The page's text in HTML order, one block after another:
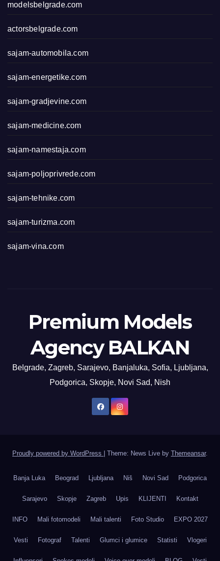
modelsbelgrade.com
actorsbelgrade.com
sajam-automobila.com
sajam-energetike.com
sajam-gradjevine.com
sajam-medicine.com
sajam-namestaja.com
sajam-poljoprivrede.com
sajam-tehnike.com
sajam-turizma.com
sajam-vina.com
Premium Models
Agency BALKAN
Belgrade, Zagreb, Sarajevo, Banjaluka, Sofia, Ljubljana,
Podgorica, Skopje, Novi Sad, Nish
Proudly powered by WordPress Theme: News Live by Themeansar.
Banja Luka Beograd Ljubljana Niš Novi Sad Podgorica
Sarajevo Skopje Zagreb Upis KLIJENTI Kontakt
INFO Mali fotomodeli Mali talenti Foto Studio EXPO 2027
Vesti Fotograf Talenti Glumci i glumice Statisti Vlogeri